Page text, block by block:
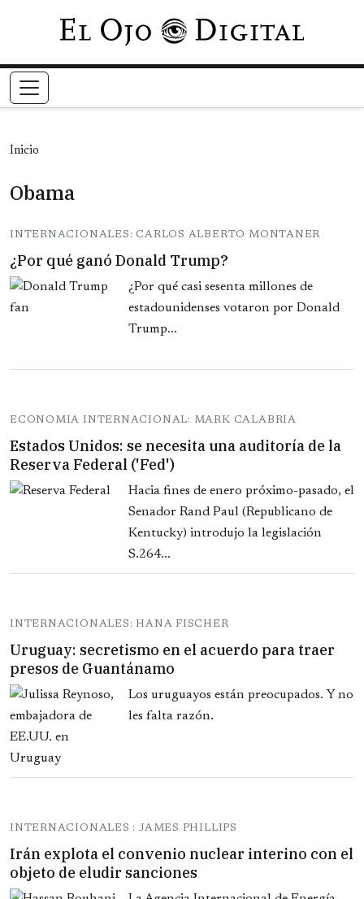
Pasar al contenido principal
Inicio
Obama
INTERNACIONALES: CARLOS ALBERTO MONTANER
¿Por qué ganó Donald Trump?
¿Por qué casi sesenta millones de
estadounidenses votaron por Donald
Trump...
ECONOMIA INTERNACIONAL: MARK CALABRIA
Estados Unidos: se necesita una auditoría de la
Reserva Federal ('Fed')
Hacia fines de enero próximo-pasado, el
Senador Rand Paul (Republicano de
Kentucky) introdujo la legislación
S.264...
INTERNACIONALES: HANA FISCHER
Uruguay: secretismo en el acuerdo para traer
presos de Guantánamo
Los uruguayos están preocupados. Y no
les falta razón.
INTERNACIONALES : JAMES PHILLIPS
Irán explota el convenio nuclear interino con el
objeto de eludir sanciones